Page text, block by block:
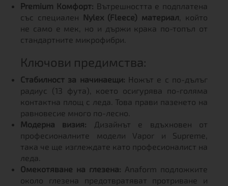
Premium Комфорт: Вътрешността е подплатена
със специален Nylex (Fleece) материал , който
не само е мек, но и държи крака по-топъл от
стандартните микрофибри.
Ключови предимства:
Стабилност за начинаещи: Ножът е с по-дълъг
радиус (13 фута), което осигурява по-голяма
контактна площ с леда. Това прави пазенето на
равновесие много по-лесно.
Модерна визия: Дизайнът е вдъхновен от
професионалните модели Vapor и Supreme,
така че ще изглеждате като професионалист на
леда.
Омекотяване на глезена: Anaform подложките
около глезена предотвратяват протриване и